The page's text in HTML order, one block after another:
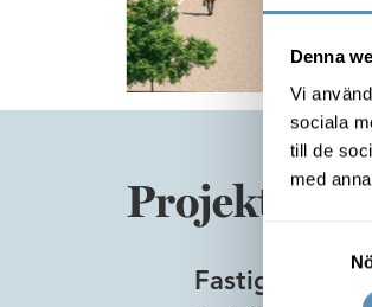
Denna
Vi
sociala
till de
med
Projektfakta
Fastighet